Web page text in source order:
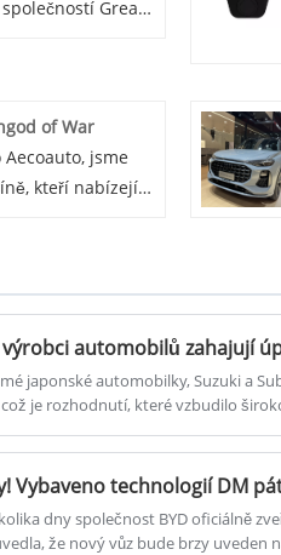
Great
of War
Aecoauto, jsme
kteří nabízejí
japonské automobilky, Suzuki a
což je rozhodnutí, které vzbudilo
dny společnost BYD oficiálně
že nový vůz bude brzy